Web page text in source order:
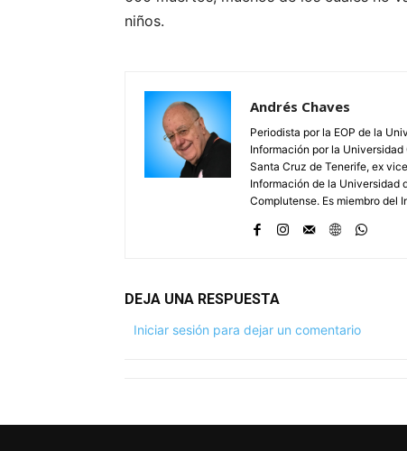
niños.
Andrés Chaves
Periodista por la EOP de la
Información por la
Santa Cruz de Tenerife, ex
Información de la Universidad
Complutense. Es miembro del
DEJA UNA RESPUESTA
Iniciar sesión para dejar un comentario